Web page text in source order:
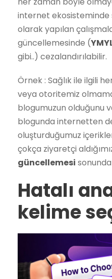
internet
olarak yapılan
güncellemesinde (
gibi..) cezalandırılabilir.
Örnek : Sağlık ile ilgili
veya otoritemiz
blogumuzun olduğunu
blogunda internetten
oluşturduğumuz
çokça ziyaretçi
güncellemesi
Hatalı
kelime